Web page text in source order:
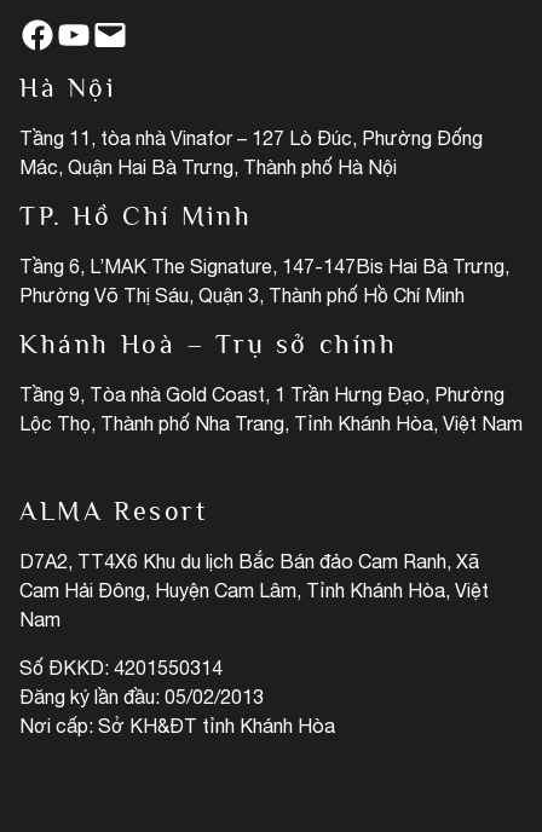
Facebook YouTube Mail
Hà Nội
Tầng 11, tòa nhà Vinafor – 127 Lò Đúc, Phường Đống
Mác, Quận Hai Bà Trưng, Thành phố Hà Nội
TP. Hồ Chí Minh
Tầng 6, L’MAK The Signature, 147-147Bis Hai Bà Trưng,
Phường Võ Thị Sáu, Quận 3, Thành phố Hồ Chí Minh
Khánh Hoà – Trụ sở chính
Tầng 9, Tòa nhà Gold Coast, 1 Trần Hưng Đạo, Phường
Lộc Thọ, Thành phố Nha Trang, Tỉnh Khánh Hòa, Việt Nam
ALMA Resort
D7A2, TT4X6 Khu du lịch Bắc Bán đảo Cam Ranh, Xã
Cam Hải Đông, Huyện Cam Lâm, Tỉnh Khánh Hòa, Việt
Nam
Số ĐKKD: 4201550314
Đăng ký lần đầu: 05/02/2013
Nơi cấp: Sở KH&ĐT tỉnh Khánh Hòa